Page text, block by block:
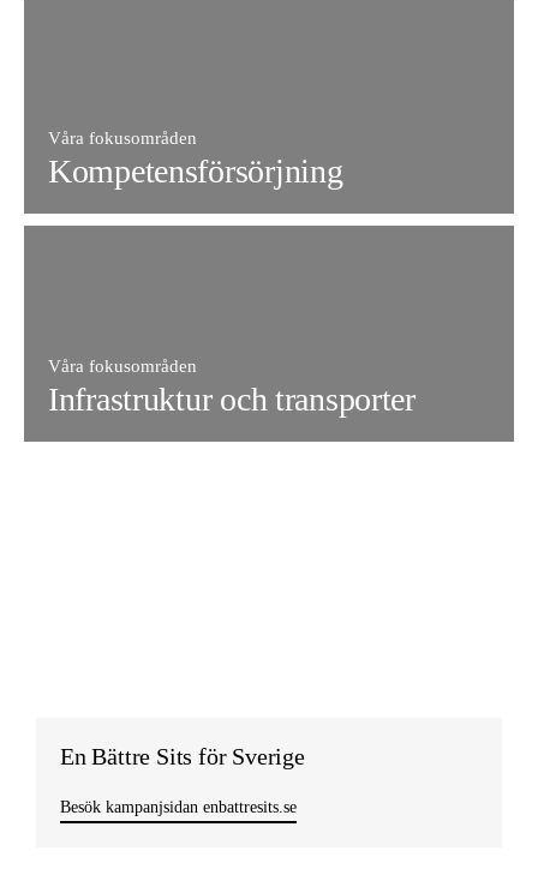
Våra fokusområden
Kompetensförsörjning
Våra fokusområden
Infrastruktur och transporter
En Bättre Sits för Sverige
Besök kampanjsidan enbattresits.se